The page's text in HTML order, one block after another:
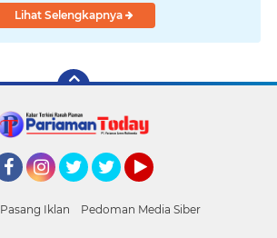
Lihat Selengkapnya
Pasang Iklan Pedoman Media Siber